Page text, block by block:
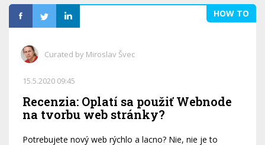
HOW TO
Curated by Miroslav Švec
15.5.2020 09:45
Recenzia: Oplatí sa použiť Webnode
na tvorbu web stránky?
Potrebujete nový web rýchlo a lacno? Nie, nie je to